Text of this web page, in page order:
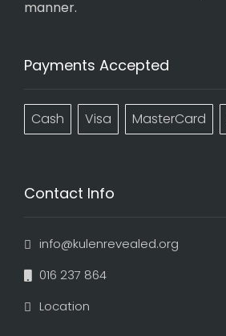
manner.
Payments Accepted
Cash Visa MasterCard
Contact Info
info@kulenrevealed.org
016 237 864
Location